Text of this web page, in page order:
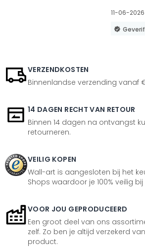
11-06-2026
VERZENDKOSTEN
Binnenlandse verzending vanaf
14 DAGEN RECHT VAN RETOUR
Binnen 14 dagen na ontvangst
retourneren.
VEILIG KOPEN
Wall-art is aangesloten bij het
Shops waardoor je 100% veilig
VOOR JOU GEPRODUCEERD
Een groot deel van ons
zelf. Zo ben je altijd verzekerd
product.